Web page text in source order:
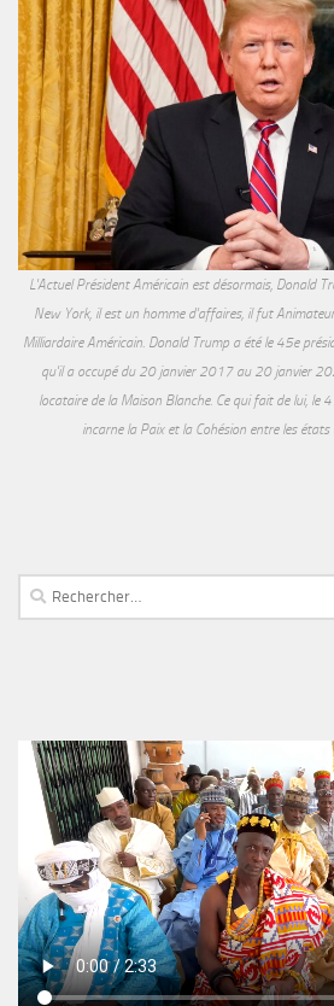
L'Actuel Président Américain est désormais, Donald
New York, il est un homme d'affaires, il fut
Milliardaire Américain. Donald Trump a été le 45e
qu'il a occupé du 20 janvier 2017 au 20 janvier
locataire de la Maison Blanche. Ce qui fait de lui, le
incarne la Paix et la Cohésion entre les
Rechercher :